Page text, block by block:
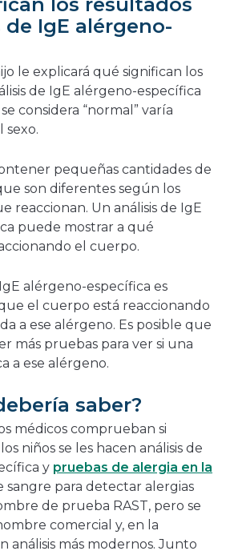
IgE alérgeno-
le explicará qué significan los
de IgE alérgeno-específica
considera “normal” varía
sexo.
pequeñas cantidades de
son diferentes según los
reaccionan. Un análisis de IgE
puede mostrar a qué
el cuerpo.
alérgeno-específica es
el cuerpo está reaccionando
a ese alérgeno. Es posible que
más pruebas para ver si una
a ese alérgeno.
saber?
médicos comprueban si
niños se les hacen análisis de
y pruebas de alergia en la
sangre para detectar alergias
de prueba RAST, pero se
comercial y, en la
análisis más modernos. Junto